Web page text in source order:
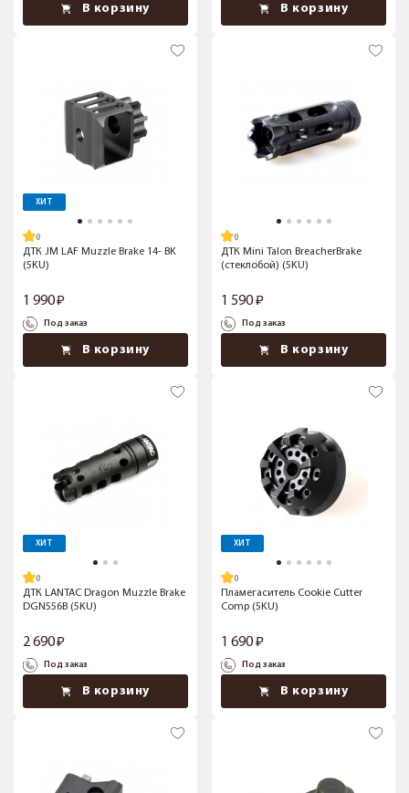
В корзину В корзину
ХИТ
ДТК JM LAF Muzzle Brake 14- BK
(5KU)
1 990
Под заказ
В корзину
ДТК Mini Talon BreacherBrake
(стеклобой) (5KU)
1 590
Под заказ
В корзину
ХИТ
ДТК LANTAC Dragon Muzzle Brake
DGN556B (5KU)
2 690
Под заказ
В корзину
ХИТ
Пламегаситель Сookie Сutter
Сomp (5KU)
1 690
Под заказ
В корзину